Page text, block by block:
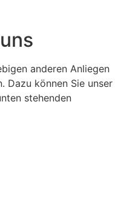
anderen Anliegen
Dazu können Sie unser
stehenden